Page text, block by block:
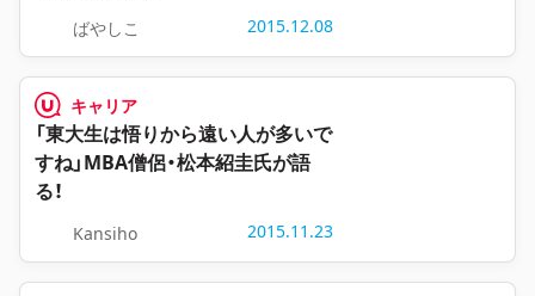
ばやしこ 2015.12.08
キャリア
「東大生は悟りから遠い人が多いで
すね」MBA僧侶・松本紹圭氏が語
る！
Kansiho 2015.11.23